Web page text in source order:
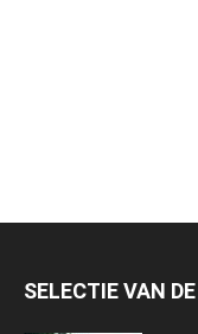
SELECTIE VAN